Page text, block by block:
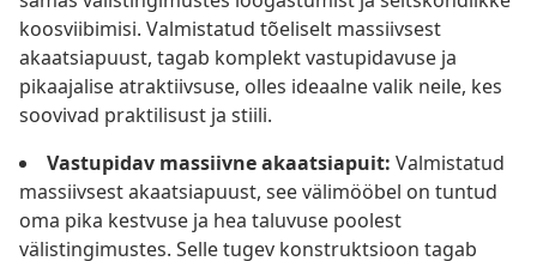
koosviibimisi. Valmistatud tõeliselt massiivsest
akaatsiapuust, tagab komplekt vastupidavuse ja
pikaajalise atraktiivsuse, olles ideaalne valik neile, kes
soovivad praktilisust ja stiili.
Vastupidav massiivne akaatsiapuit: Valmistatud
massiivsest akaatsiapuust, see välimööbel on tuntud
oma pika kestvuse ja hea taluvuse poolest
välistingimustes. Selle tugev konstruktsioon tagab